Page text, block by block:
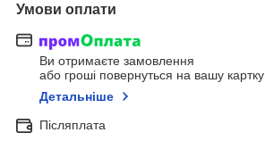
Умови оплати
Ви отримаєте замовлення
або гроші повернуться на вашу картку
Детальніше
Післяплата